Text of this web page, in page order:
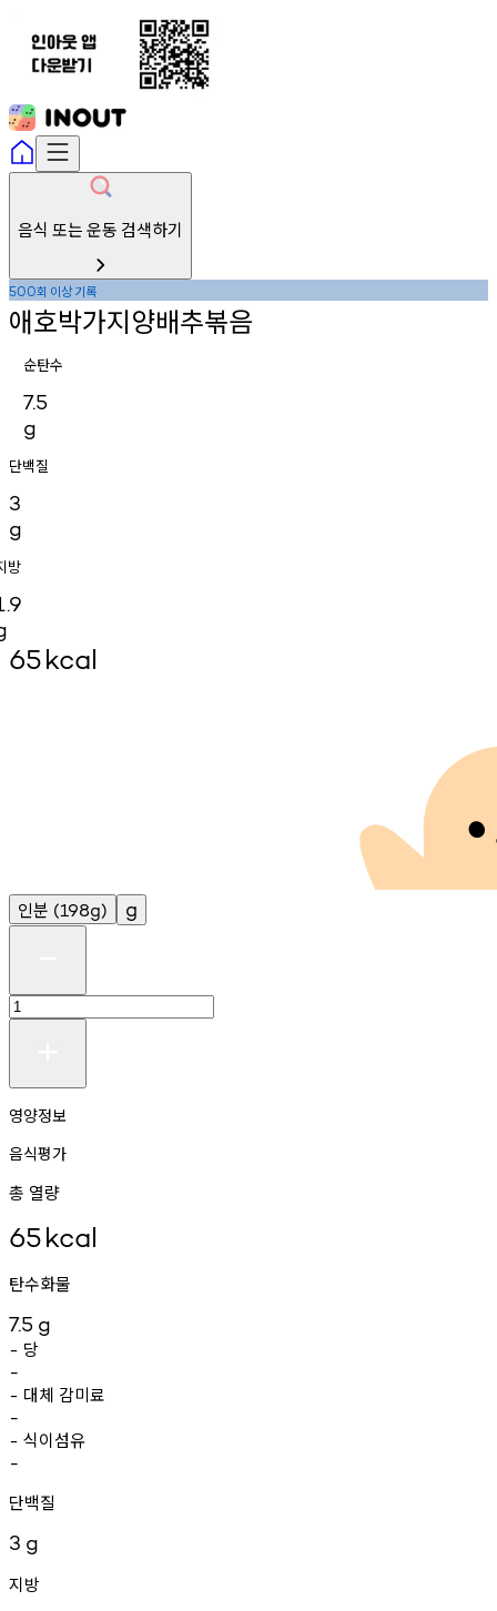
음식 또는 운동 검색하기
500회 이상기록
애호박가지양배추볶음
순탄수
7.5
g
단백질
3
g
방
65kcal
인분 (198g) g
영양정보
음식평가
총 열량
65kcal
탄수화물
7.5 g
- 당
-
- 대체 감미료
-
- 식이섬유
-
단백질
3 g
지방